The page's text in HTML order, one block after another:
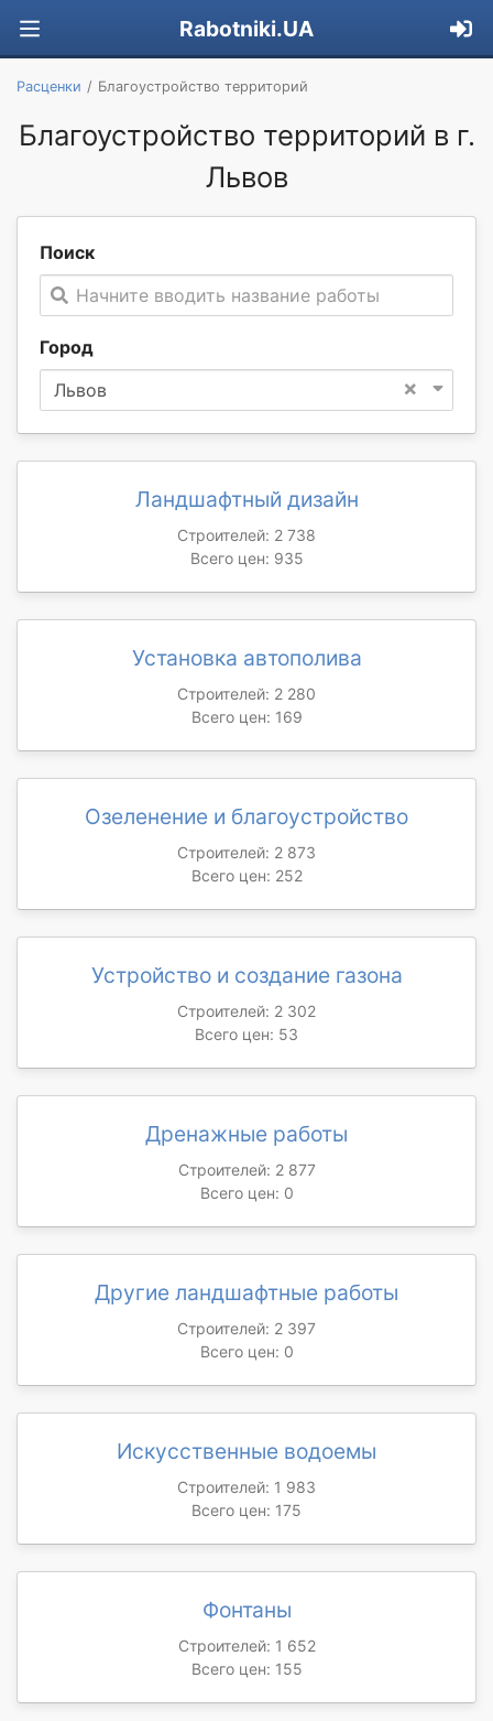
Rabotniki.UA
Расценки Благоустройство территорий
Благоустройство территорий в г.
Львов
Поиск
Начните вводить название работы
Город
×
Львов
Ландшафтный дизайн
Строителей: 2 738
Всего цен: 935
Установка автополива
Строителей: 2 280
Всего цен: 169
Озеленение и благоустройство
Строителей: 2 873
Всего цен: 252
Устройство и создание газона
Строителей: 2 302
Всего цен: 53
Дренажные работы
Строителей: 2 877
Всего цен: 0
Другие ландшафтные работы
Строителей: 2 397
Всего цен: 0
Искусственные водоемы
Строителей: 1 983
Всего цен: 175
Фонтаны
Строителей: 1 652
Всего цен: 155